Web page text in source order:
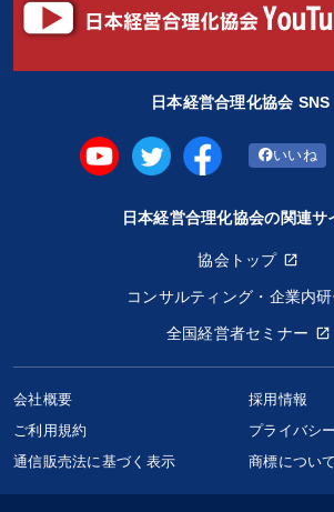
日本経営合理化協会 SNS
いいね
日本経営合理化協会の関連サ
協会トップ
コンサルティング・企業内
全国経営者セミナー
会社概要
採用情報
ご利用規約
プライバシ
通信販売法に基づく表示
商標について